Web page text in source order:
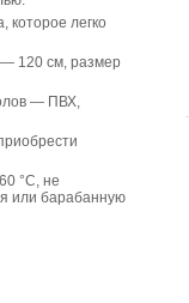
которое легко
120 см, размер
— ПВХ,
°C, не
или барабанную